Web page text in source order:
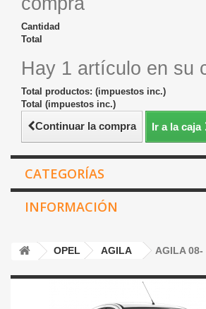
Cantidad
Total
Hay 1 artículo en su
Total productos: (impuestos inc.)
Total (impuestos inc.)
Continuar la compra Ir a la caja
CATEGORÍAS
INFORMACIÓN
OPEL AGILA AGILA 08-